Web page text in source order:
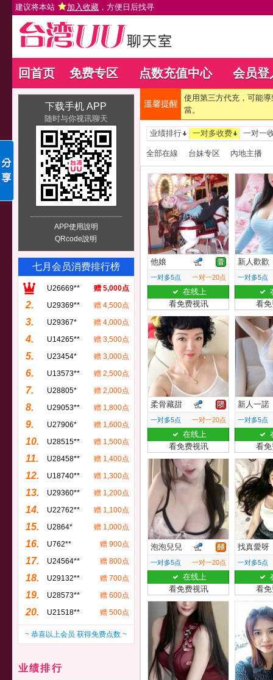
建议将本站 加入收藏 ，方便日后找寻
回首页 免费专区 点数充值中心 会员登
下载手机 APP
随时与你视讯聊天
APP使用說明
QRcode說明
七月会员消费排行榜
U26669** 赠 5,000点
2. U29369** 赠 4,500点
3. U29367* 赠 4,000点
4. U14265** 赠 3,500点
5. U23454* 赠 3,000点
6. U13573** 赠 2,500点
7. U28805* 赠 2,000点
8. U29053** 赠 1,800点
9. U27906* 赠 1,600点
10. U28515** 赠 1,500点
11. U28458** 赠 1,400点
12. U18740** 赠 1,300点
13. U29360** 赠 1,200点
14. U22762** 赠 1,100点
15. U2864* 赠 1,000点
16. U762** 赠 900点
17. U24564** 赠 800点
18. U29132** 赠 700点
19. U28573** 赠 600点
20. U21518** 赠 500点
~ 恭喜以上会员 获得免费点数 ~
业绩排行
溫馨提醒
使用第三方代充，可能
當。
业绩排行 一对多收费 一对一
全部在線 台妹专区 內地主播
他娘
一对多5点 一对一20点
在线上
看免费视讯
新人歡歡
一对多5点
看
柔骨藏甜
一对多5点 一对一20点
在线上
看免费视讯
新人一諾
一对多5点
看
泡泡兒兒
一对多5点 一对一20点
在线上
看免费视讯
找真愛呀
一对多5点
看